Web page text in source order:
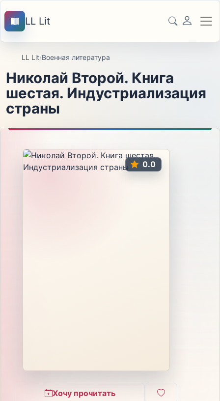
LL Lit
LL Lit/Военная литература
Николай Второй. Книга
шестая. Индустриализация
страны
0.0
Хочу прочитать